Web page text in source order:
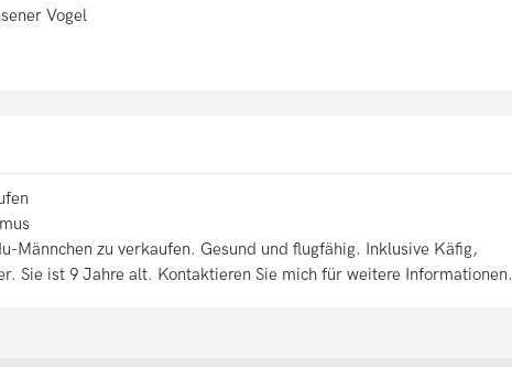
Vogel
Männchen zu verkaufen. Gesund und flugfähig. Inklusive Käfig,
Sie ist 9 Jahre alt. Kontaktieren Sie mich für weitere Informationen.